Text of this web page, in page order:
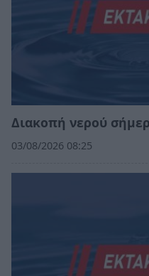
Διακοπή νερού
03/08/2026 08:25